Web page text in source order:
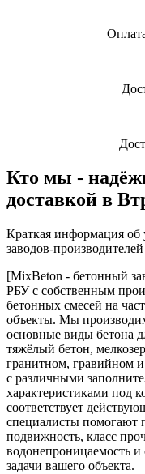
Кто мы -
доставкой в
Краткая информация об
заводов-
[MixBeton - бетонный
РБУ с собственным
бетонных смесей на
объекты. Мы
основные виды бетона
тяжёлый бетон,
гранитном, гравийном
с различными
характеристиками под
соответствует
специалисты помогают
подвижность, класс
водонепроницаемость
задачи вашего объекта.